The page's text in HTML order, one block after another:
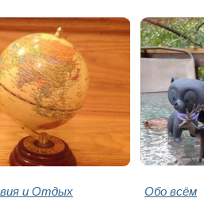
и Отдых Обо всём